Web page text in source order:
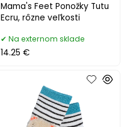
Mama's Feet Ponožky Tutu
Ecru, rôzne veľkosti
Na externom sklade
14.25 €